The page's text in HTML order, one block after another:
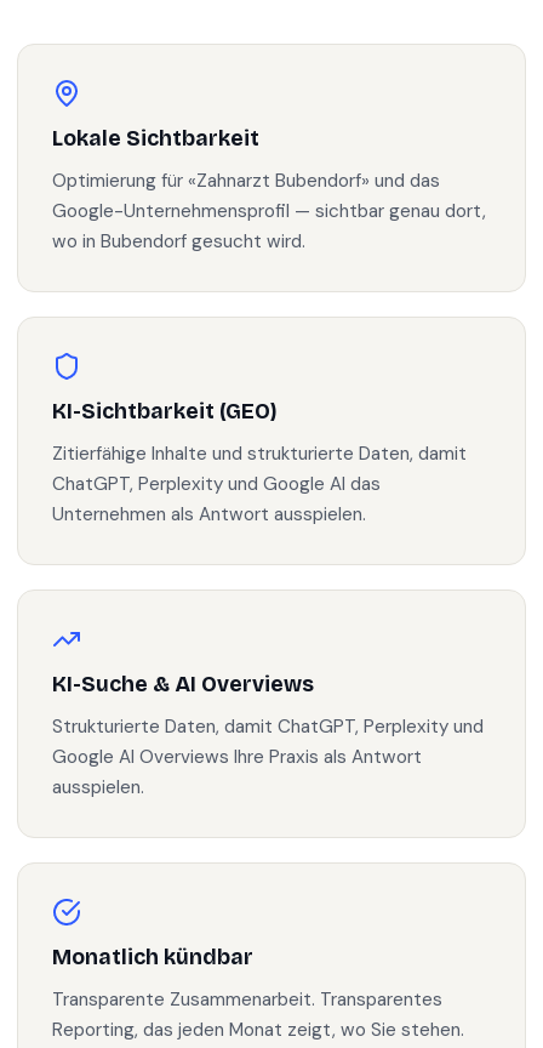
Lokale Sichtbarkeit
Optimierung für «Zahnarzt Bubendorf» und das
Google-Unternehmensprofil — sichtbar genau dort,
wo in Bubendorf gesucht wird.
KI-Sichtbarkeit (GEO)
Zitierfähige Inhalte und strukturierte Daten, damit
ChatGPT, Perplexity und Google AI das
Unternehmen als Antwort ausspielen.
KI-Suche & AI Overviews
Strukturierte Daten, damit ChatGPT, Perplexity und
Google AI Overviews Ihre Praxis als Antwort
ausspielen.
Monatlich kündbar
Transparente Zusammenarbeit. Transparentes
Reporting, das jeden Monat zeigt, wo Sie stehen.